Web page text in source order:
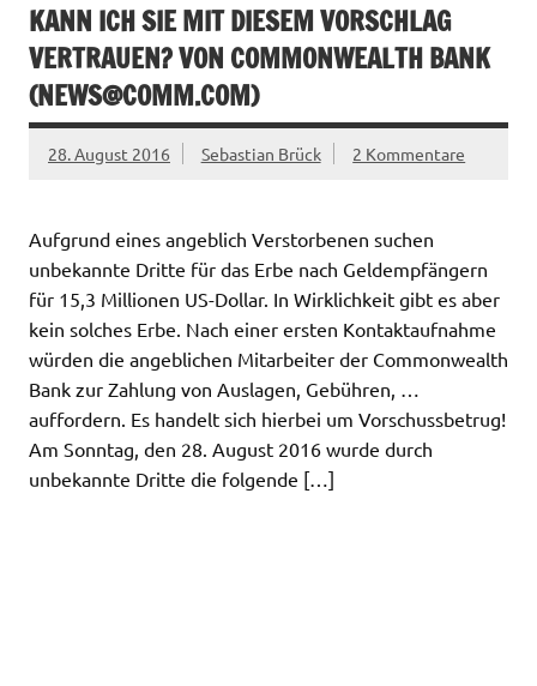
KANN ICH SIE MIT DIESEM VORSCHLAG
VERTRAUEN? VON COMMONWEALTH BANK
(NEWS@COMM.COM)
28. August 2016 Sebastian Brück 2 Kommentare
Aufgrund eines angeblich Verstorbenen suchen
unbekannte Dritte für das Erbe nach Geldempfängern
für 15,3 Millionen US-Dollar. In Wirklichkeit gibt es aber
kein solches Erbe. Nach einer ersten Kontaktaufnahme
würden die angeblichen Mitarbeiter der Commonwealth
Bank zur Zahlung von Auslagen, Gebühren, …
auffordern. Es handelt sich hierbei um Vorschussbetrug!
Am Sonntag, den 28. August 2016 wurde durch
unbekannte Dritte die folgende […]